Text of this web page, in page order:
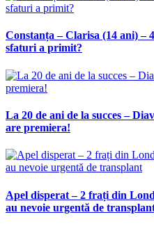
Constanța – Clarisa (14 ani) –
sfaturi a primit?
La 20 de ani de la succes –
are premiera!
Apel disperat – 2 frați din
au nevoie urgentă de